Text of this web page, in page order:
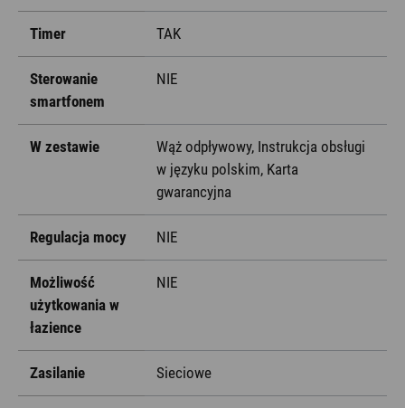
Timer TAK
Sterowanie
smartfonem
NIE
W zestawie
Wąż odpływowy, Instrukcja obsługi
w języku polskim, Karta
gwarancyjna
Regulacja mocy NIE
Możliwość
użytkowania w
łazience
NIE
Zasilanie Sieciowe